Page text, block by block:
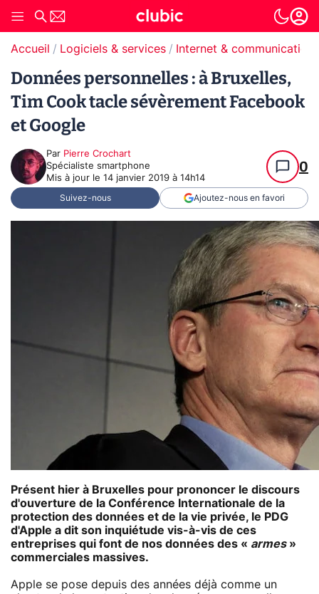
Accueil Logiciels & services Internet & communication
Données personnelles : à Bruxelles,
Tim Cook tacle sévèrement Facebook
et Google
Par Pierre Crochart
Spécialiste smartphone
Mis à jour le 14 janvier 2019 à 14h14
0
Suivez-nous Ajoutez-nous en favori
Présent hier à Bruxelles pour prononcer le discours
d'ouverture de la Conférence Internationale de la
protection des données et de la vie privée, le PDG
d'Apple a dit son inquiétude vis-à-vis de ces
entreprises qui font de nos données des « armes»
commerciales massives.
Apple se pose depuis des années déjà comme un